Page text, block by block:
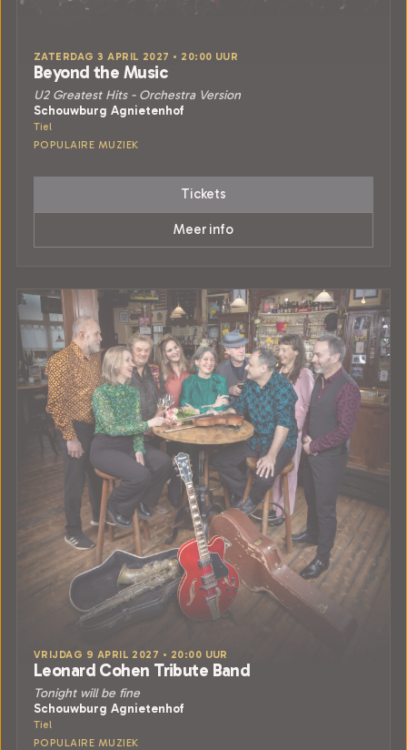
ZATERDAG 3 APRIL 2027 • 20:00 UUR
Beyond the Music
U2 Greatest Hits - Orchestra Version
Schouwburg Agnietenhof
Tiel
POPULAIRE MUZIEK
Tickets
Meer info
VRIJDAG 9 APRIL 2027 • 20:00 UUR
Leonard Cohen Tribute Band
Tonight will be fine
Schouwburg Agnietenhof
Tiel
POPULAIRE MUZIEK